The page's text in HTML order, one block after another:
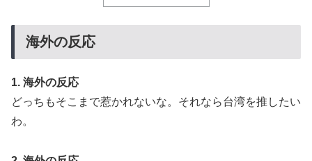
▶ 欧州「日本だけ反則だろ…」 世界の『日本びいき』に
ヨーロッパ全土から不満の声
海外の反応
1. 海外の反応
どっちもそこまで惹かれないな。それなら台湾を推したい
わ。